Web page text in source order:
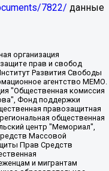
7822/ данные
Московский комьюнити-центр для ЛГБТ+инициатив, Благотворительный фонд развития филантропии, Deutsche Welle (Германия, Kurt-Schumacher-Strasse 3, 53113 Bonn), Борзунова Мария Михайловна, Воробьев Виктор Викторович, Голубева Анна Львовна, Константинова Алла Михайловна, Малкова Ирина Владимировна, Мурадов Мурад Абдулгалимович, Осетинская Елизавета Николаевна, Понасенков Евгений Николаевич, Ганапольский Матвей Юрьевич, Киселев Евгений Алексеевич, Борухович Ирина Григорьевна, Дремин Иван Тимофеевич, Дубровский Дмитрий Викторович, Красноярская региональная общественная организация поддержки и развития альтернативных образовательных технологий и межкультурных коммуникаций "ИНТЕРРА", Маяковская Екатерина Алексеевна, Фейгин Марк Захарович, Филимонов Андрей Викторович, Дзугкоева Регина Николаевна, Доброхотов Роман Александрович, Дудь Юрий Александрович, Елкин Сергей Владимирович, Кругликов Кирилл Игоревич, Сабунаева Мария Леонидовна, Семенов Алексей Владимирович, Шаинян Карен Багратович, Шульман Екатерина Михайловна, Асафьев Артур Валерьевич, Вахштайн Виктор Семенович, Венедиктов Алексей Алексеевич, Лушникова Екатерина Евгеньевна, Волков Леонид Михайлович, Невзоров Александр Глебович, Пархоменко Сергей Борисович, Сироткин Ярослав Николаевич, Кара-Мурза Владимир Владимирович, Баранова Наталья Владимировна, Гозман Леонид Яковлевич, Кагарлицкий Борис Юльевич, Климарев Михаил Валерьевич, Милов Владимир Станиславович, Автономная некоммерческая организация Краснодарский центр современного искусства "Типография", Моргенштерн Алишер Тагирович, Соболь Любовь Эдуардовна, Общество с ограниченной ответственностью "ЛИЗА НОРМ", Каспаров Гарри Кимович, Ходорковский Михаил Борисович, Общество с ограниченной ответственностью "Апрельские тезисы", Данилович Ирина Брониславовна, Кашин Олег Владимирович, Петров Николай Владимирович, Пивоваров Алексей Владимирович, Соколов Михаил Владимирович, Цветкова Юлия Владимировна, Чичваркин Евгений Александрович, Комитет против пыток/Команда против пыток, Общество с ограниченной ответственностью "Первый научный", Общество с ограниченной ответственностью "Вертолет и ко", Белоцерковская Вероника Борисовна, Кац Максим Евгеньевич, Лазарева Татьяна Юрьевна, Шаведдинов Руслан Табризович, Яшин Илья Валерьевич, Общество с ограниченной ответственностью "Иноагент ААВ", Алешковский Дмитрий Петрович, Альбац Евгения Марковна, Быков Дмитрий Львович, Галямина Юлия Евгеньевна, Лойко Сергей Леонидович, Мартынов Кирилл Константинович, Медведев Сергей Александрович, Крашенинников Федор Геннадиевич, Гордеева Катерина Вл